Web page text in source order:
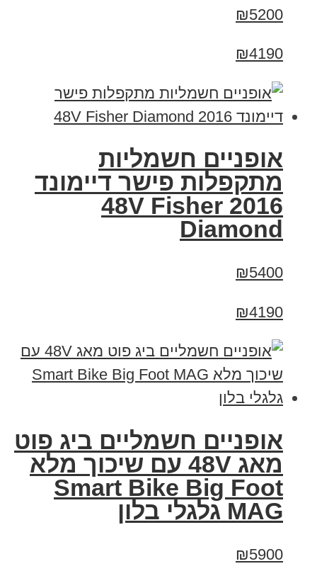
₪5200
₪4190
אופניים חשמליות
מתקפלות פישר דיימונד
2016 48V Fisher
Diamond
₪5400
₪4190
אופניים חשמליים ביג פוט
מאג 48V עם שיכוך מלא
Smart Bike Big Foot
MAG גלגלי בלון
₪5900